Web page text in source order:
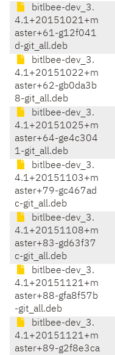
bitlbee-dev_3.
4.1+20151021+m
aster+61-g12f041
d-git_all.deb
bitlbee-dev_3.
4.1+20151022+m
aster+62-gb0da3b
8-git_all.deb
bitlbee-dev_3.
4.1+20151025+m
aster+64-ge4c304
1-git_all.deb
bitlbee-dev_3.
4.1+20151103+m
aster+79-gc467ad
c-git_all.deb
bitlbee-dev_3.
4.1+20151108+m
aster+83-gd63f37
c-git_all.deb
bitlbee-dev_3.
4.1+20151121+m
aster+88-gfa8f57b
-git_all.deb
bitlbee-dev_3.
4.1+20151121+m
aster+89-g2f8e3ca